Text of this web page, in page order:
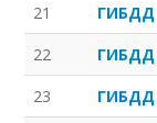
21
ГИБДД
22
ГИБДД
23
ГИБДД